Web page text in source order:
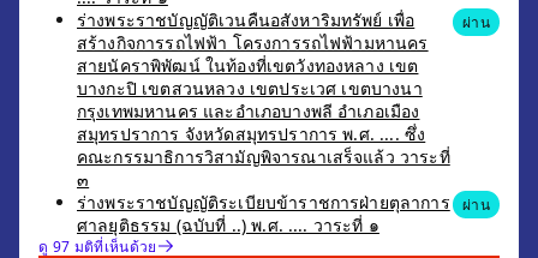
ร่างพระราชบัญญัติเวนคืนอสังหาริมทรัพย์ เพื่อ
สร้างกิจการรถไฟฟ้า โครงการรถไฟฟ้ามหานคร
สายนัคราพิพัฒน์ ในท้องที่เขตวังทองหลาง เขต
บางกะปิ เขตสวนหลวง เขตประเวศ เขตบางนา
กรุงเทพมหานคร และอำเภอบางพลี อำเภอเมือง
สมุทรปราการ จังหวัดสมุทรปราการ พ.ศ. .... ซึ่ง
คณะกรรมาธิการวิสามัญพิจารณาเสร็จแล้ว วาระที่
๓
ผ่าน
ร่างพระราชบัญญัติระเบียบข้าราชการฝ่ายตุลาการ
ศาลยุติธรรม (ฉบับที่ ..) พ.ศ. .... วาระที่ ๑
ผ่าน
ดู 97 มติที่เห็นด้วย